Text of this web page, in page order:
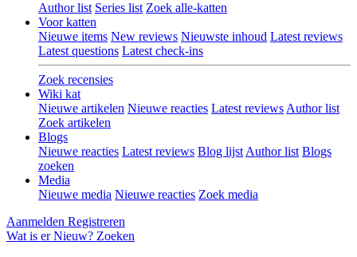
Author list Series list Zoek alle-katten
Voor katten
Nieuwe items New reviews Nieuwste inhoud Latest reviews
Latest questions Latest check-ins
Zoek recensies
Wiki kat
Nieuwe artikelen Nieuwe reacties Latest reviews Author list
Zoek artikelen
Blogs
Nieuwe reacties Latest reviews Blog lijst Author list Blogs
zoeken
Media
Nieuwe media Nieuwe reacties Zoek media
Aanmelden Registreren
Wat is er Nieuw? Zoeken